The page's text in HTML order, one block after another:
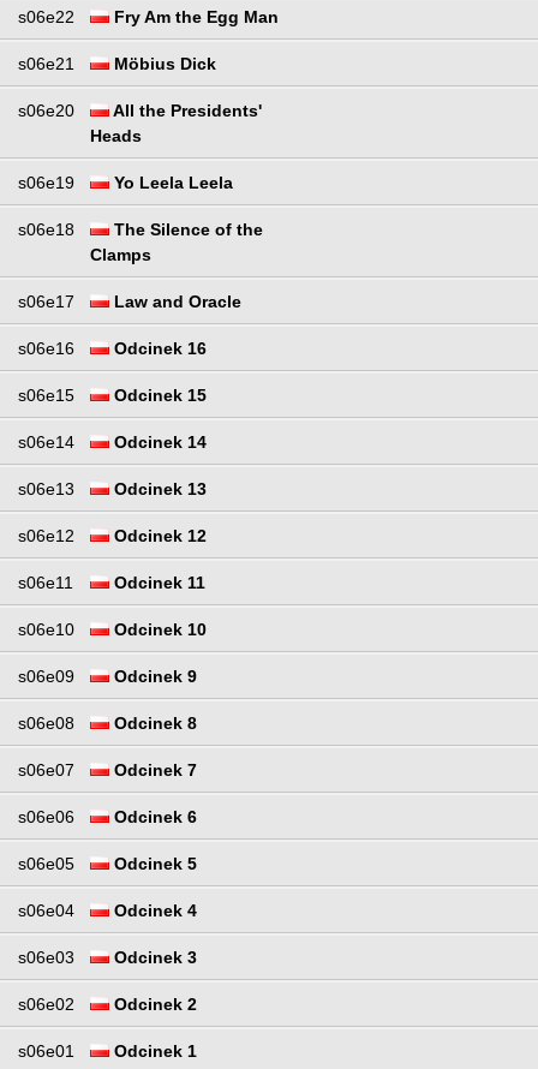
s06e22 Fry Am the Egg Man
s06e21 Möbius Dick
s06e20
All the Presidents'
Heads
s06e19 Yo Leela Leela
s06e18
The Silence of the
Clamps
s06e17 Law and Oracle
s06e16 Odcinek 16
s06e15 Odcinek 15
s06e14 Odcinek 14
s06e13 Odcinek 13
s06e12 Odcinek 12
s06e11 Odcinek 11
s06e10 Odcinek 10
s06e09 Odcinek 9
s06e08 Odcinek 8
s06e07 Odcinek 7
s06e06 Odcinek 6
s06e05 Odcinek 5
s06e04 Odcinek 4
s06e03 Odcinek 3
s06e02 Odcinek 2
s06e01 Odcinek 1